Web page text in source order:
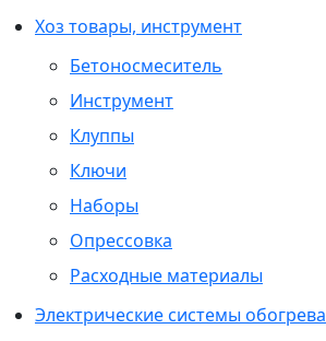
Хоз товары, инструмент
Бетоносмеситель
Инструмент
Клуппы
Ключи
Наборы
Опрессовка
Расходные материалы
Электрические системы обогрева